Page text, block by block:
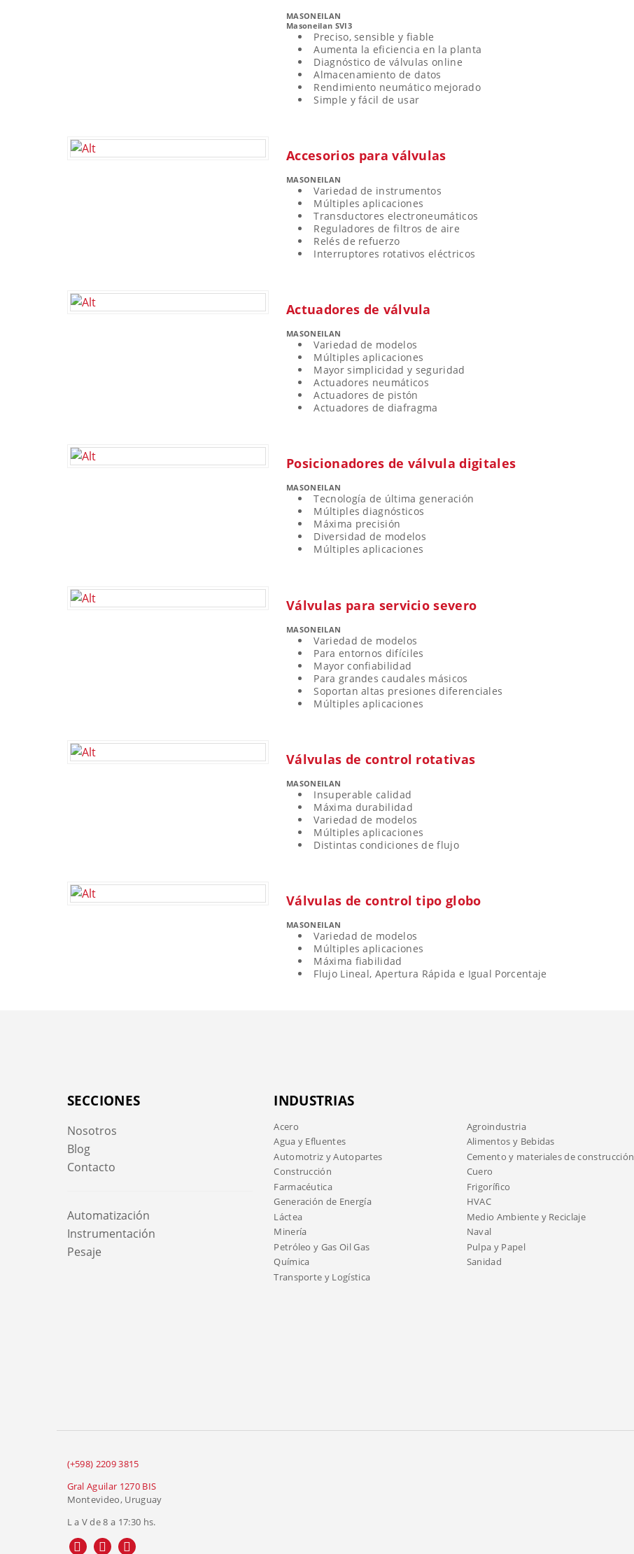
MASONEILAN
Masoneilan SVI3
Preciso, sensible y fiable
Aumenta la eficiencia en la planta
Diagnóstico de válvulas online
Almacenamiento de datos
Rendimiento neumático mejorado
Simple y fácil de usar
Accesorios para válvulas
MASONEILAN
Variedad de instrumentos
Múltiples aplicaciones
Transductores electroneumáticos
Reguladores de filtros de aire
Relés de refuerzo
Interruptores rotativos eléctricos
Actuadores de válvula
MASONEILAN
Variedad de modelos
Múltiples aplicaciones
Mayor simplicidad y seguridad
Actuadores neumáticos
Actuadores de pistón
Actuadores de diafragma
Posicionadores de válvula digitales
MASONEILAN
Tecnología de última generación
Múltiples diagnósticos
Máxima precisión
Diversidad de modelos
Múltiples aplicaciones
Válvulas para servicio severo
MASONEILAN
Variedad de modelos
Para entornos difíciles
Mayor confiabilidad
Para grandes caudales másicos
Soportan altas presiones diferenciales
Múltiples aplicaciones
Válvulas de control rotativas
MASONEILAN
Insuperable calidad
Máxima durabilidad
Variedad de modelos
Múltiples aplicaciones
Distintas condiciones de flujo
Válvulas de control tipo globo
MASONEILAN
Variedad de modelos
Múltiples aplicaciones
Máxima fiabilidad
Flujo Lineal, Apertura Rápida e Igual Porcentaje
SECCIONES
Nosotros
Blog
Contacto
Automatización
Instrumentación
Pesaje
INDUSTRIAS
Acero
Agroindustria
Agua y Efluentes
Alimentos y Bebidas
Automotriz y Autopartes
Cemento y materiales de construcción
Construcción
Cuero
Farmacéutica
Frigorífico
Generación de Energía
HVAC
Láctea
Medio Ambiente y Reciclaje
Minería
Naval
Petróleo y Gas Oil Gas
Pulpa y Papel
Química
Sanidad
Transporte y Logística
(+598) 2209 3815
Gral Aguilar 1270 BIS
Montevideo, Uruguay
L a V de 8 a 17:30 hs.